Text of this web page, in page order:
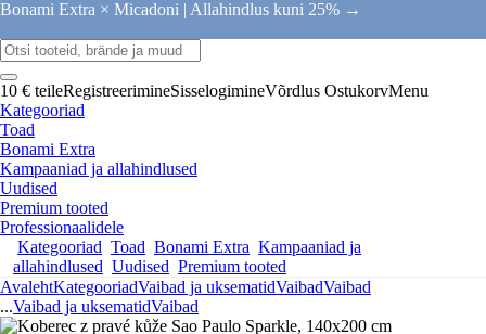
Bonami Extra × Micadoni | Allahindlus kuni 25% →
10 € teileRegistreerimineSisselogimineVõrdlus OstukorvMenu
Kategooriad
Toad
Bonami Extra
Kampaaniad ja allahindlused
Uudised
Premium tooted
Professionaalidele
Kategooriad Toad Bonami Extra Kampaaniad ja
allahindlused Uudised Premium tooted
AvalehtKategooriadVaibad ja uksematidVaibadVaibad
...Vaibad ja uksematidVaibad